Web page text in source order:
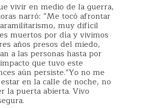
vivir en medio de la guerra,
narró: “Me tocó afrontar
muy difícil
muertos por día y vivimos
años presos del miedo,
a las personas hasta por
que tuvo este
aún persiste.”Yo no me
en la calle de noche, no
la puerta abierta. Vivo